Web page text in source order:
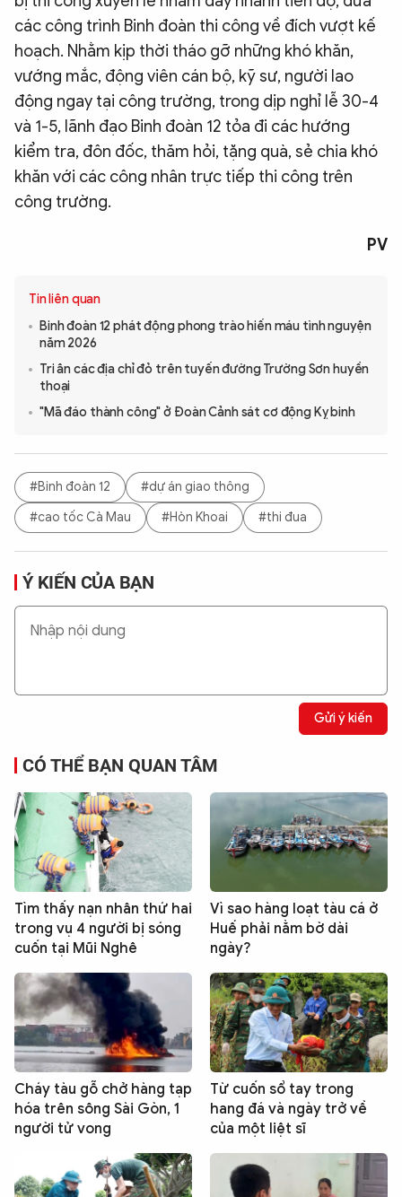
các công trình Binh đoàn thi công về đích vượt kế
hoạch. Nhằm kịp thời tháo gỡ những khó khăn,
vướng mắc, động viên cán bộ, kỹ sư, người lao
động ngay tại công trường, trong dịp nghỉ lễ 30-4
và 1-5, lãnh đạo Binh đoàn 12 tỏa đi các hướng
kiểm tra, đôn đốc, thăm hỏi, tặng quà, sẻ chia khó
khăn với các công nhân trực tiếp thi công trên
công trường.
PV
Tin liên quan
Binh đoàn 12 phát động phong trào hiến máu tình nguyện
năm 2026
Tri ân các địa chỉ đỏ trên tuyến đường Trường Sơn huyền
thoại
"Mã đáo thành công" ở Đoàn Cảnh sát cơ động Kỵ binh
#Binh đoàn 12
#dự án giao thông
#cao tốc Cà Mau
#Hòn Khoai #thi đua
Ý KIẾN CỦA BẠN
Gửi ý kiến
CÓ THỂ BẠN QUAN TÂM
Tìm thấy nạn nhân thứ hai
trong vụ 4 người bị sóng
cuốn tại Mũi Nghê
Vì sao hàng loạt tàu cá ở
Huế phải nằm bờ dài
ngày?
Cháy tàu gỗ chở hàng tạp
hóa trên sông Sài Gòn, 1
người tử vong
Từ cuốn sổ tay trong
hang đá và ngày trở về
của một liệt sĩ